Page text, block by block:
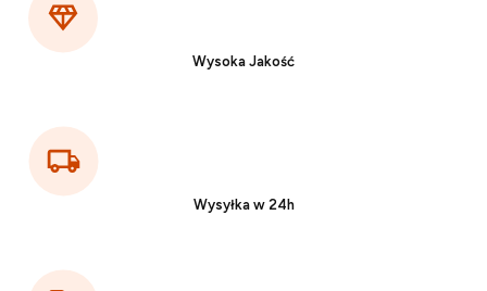
Wysoka Jakość
Wysyłka w 24h